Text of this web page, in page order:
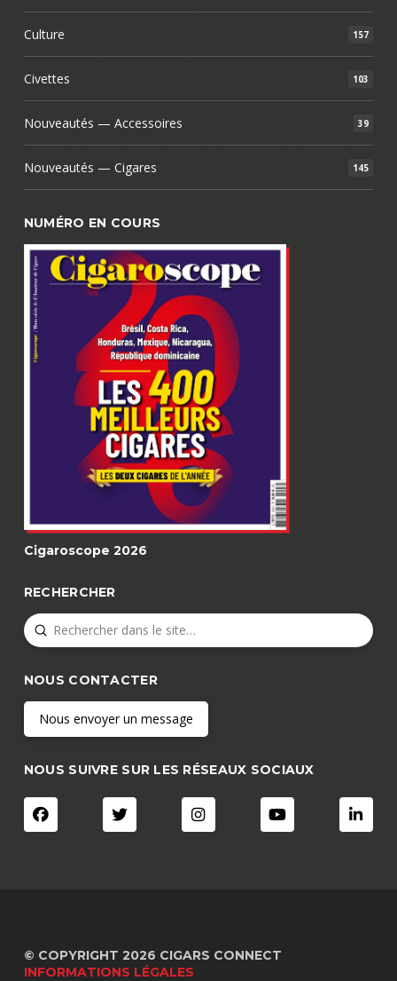
Culture 157
Civettes 103
Nouveautés — Accessoires 39
Nouveautés — Cigares 145
NUMÉRO EN COURS
Cigaroscope 2026
RECHERCHER
Search
Submit
NOUS CONTACTER
Nous envoyer un message
NOUS SUIVRE SUR LES RÉSEAUX SOCIAUX
© COPYRIGHT 2026 CIGARS CONNECT
INFORMATIONS LÉGALES